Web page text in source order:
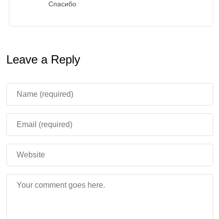
Стоит ли обновляться до
Minecraft 1.21.61.01?
Да, особенно если вы сталкивались с:
Вылетами при подключении к Реалмам.
Спасибо
Leave a Reply